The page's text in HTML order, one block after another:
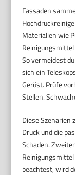
Fassaden
Materialien wie
So vermeidest
sich ein
Gerüst. Prüfe
Stellen.
Diese Szenarien
Druck und die
Schaden.
beachtest, wird